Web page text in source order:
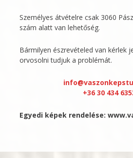
Személyes átvételre csak 3060
szám alatt van lehetőség.
Bármilyen észrevételed van kérlek
orvosolni tudjuk a problémát.
+36 30 434
Egyedi képek rendelése: